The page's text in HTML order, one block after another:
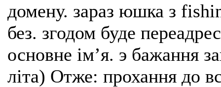
домену. зараз юшка з
без. згодом буде
основне імʼя. э бажання
літа) Отже: прохання до